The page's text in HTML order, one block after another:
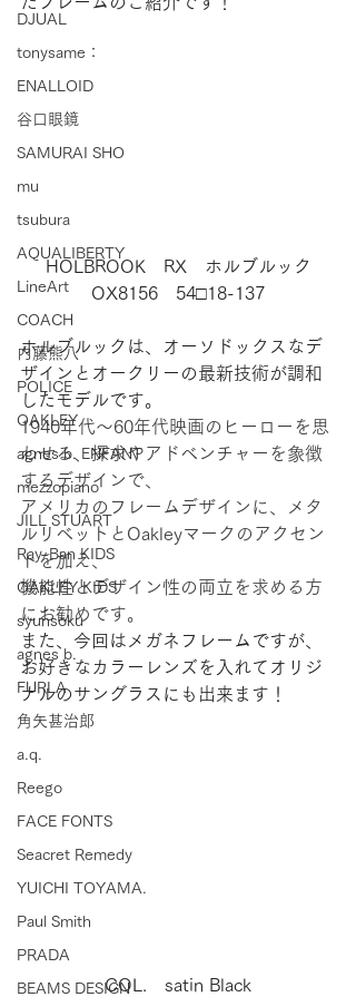
DJUAL
tonysame：
ENALLOID
谷口眼鏡
SAMURAI SHO
mu
tsubura
AQUALIBERTY
LineArt
COACH
内藤熊八
POLICE
OAKLEY
agnes b. ENFANT
mezzopiano
JILL STUART
Ray-Ban KIDS
OAKLEY KIDS
syunsoku
agnes b.
FURLA
角矢甚治郎
a.q.
Reego
FACE FONTS
Seacret Remedy
YUICHI TOYAMA.
Paul Smith
PRADA
BEAMS DESIGN
HOLBROOK　RX　ホルブルック
OX8156　54□18-137
ホルブルックは、オーソドックスなデ
ザインとオークリーの最新技術が調和
したモデルです。
1940年代～60年代映画のヒーローを思
わせる、探求やアドベンチャーを象徴
するデザインで、
アメリカのフレームデザインに、メタ
ルリベットとOakleyマークのアクセン
トを加え、
機能性とデザイン性の両立を求める方
にお勧めです。
また、今回はメガネフレームですが、
お好きなカラーレンズを入れてオリジ
ナルのサングラスにも出来ます！
COL.　satin Black